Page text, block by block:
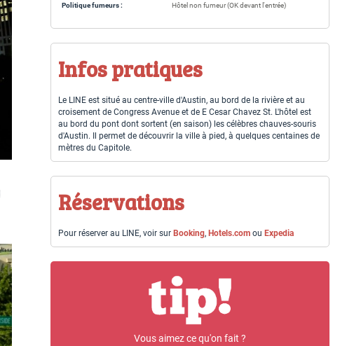
Politique fumeurs : Hôtel non fumeur (OK devant l'entrée)
Infos pratiques
Le LINE est situé au centre-ville d'Austin, au bord de la rivière et au
croisement de Congress Avenue et de E Cesar Chavez St. L'hôtel est
au bord du pont dont sortent (en saison) les célèbres chauves-souris
d'Austin. Il permet de découvrir la ville à pied, à quelques centaines de
mètres du Capitole.
Réservations
Pour réserver au LINE, voir sur Booking, Hotels.com ou Expedia
Vous aimez ce qu'on fait ?